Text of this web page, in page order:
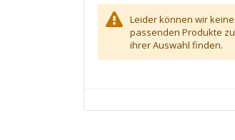
Leider können wir keine
passenden Produkte zu
ihrer Auswahl finden.